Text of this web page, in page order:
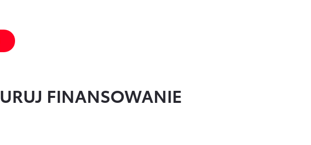
FINANSOWANIE